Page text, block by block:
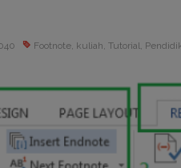
Footnote, kuliah, Tutorial,